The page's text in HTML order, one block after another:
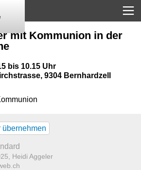
mit Kommunion in der
bis 10.15 Uhr
9304 Bernhardzell
Heidi Aggeler